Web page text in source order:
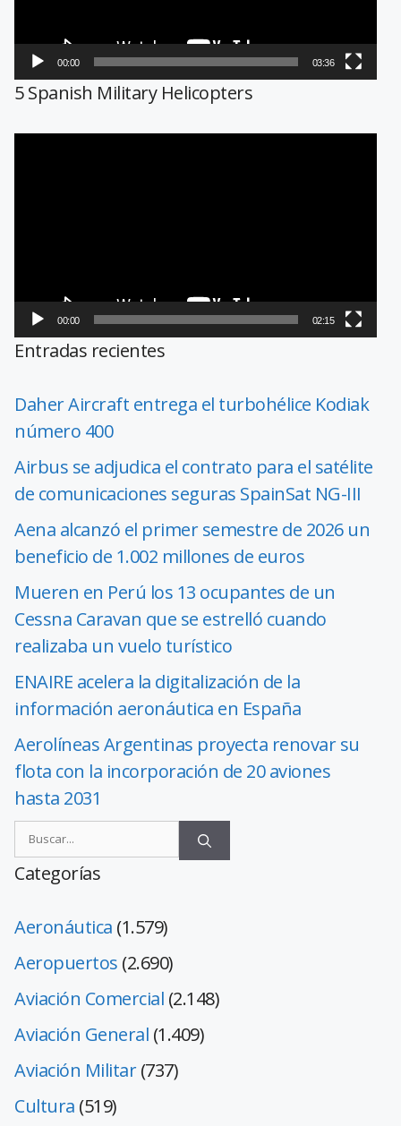
00:00 03:36
5 Spanish Military Helicopters
00:00 02:15
Entradas recientes
Daher Aircraft entrega el turbohélice Kodiak
número 400
Airbus se adjudica el contrato para el satélite
de comunicaciones seguras SpainSat NG-III
Aena alcanzó el primer semestre de 2026 un
beneficio de 1.002 millones de euros
Mueren en Perú los 13 ocupantes de un
Cessna Caravan que se estrelló cuando
realizaba un vuelo turístico
ENAIRE acelera la digitalización de la
información aeronáutica en España
Aerolíneas Argentinas proyecta renovar su
flota con la incorporación de 20 aviones
hasta 2031
Categorías
Aeronáutica (1.579)
Aeropuertos (2.690)
Aviación Comercial (2.148)
Aviación General (1.409)
Aviación Militar(737)
Cultura (519)